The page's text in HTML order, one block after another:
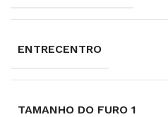
ENTRECENTRO
TAMANHO DO FURO 1